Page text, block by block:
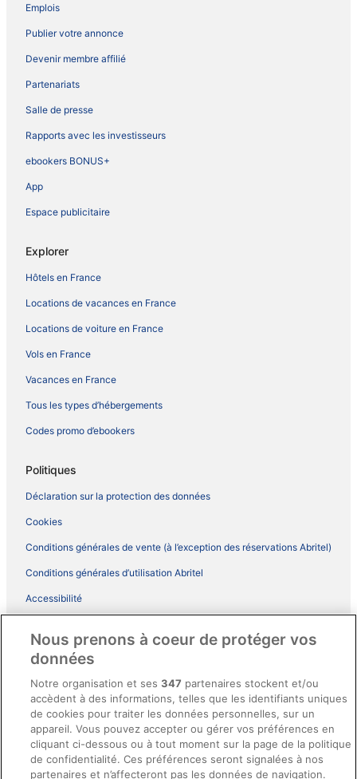
Emplois
Publier votre annonce
Devenir membre affilié
Partenariats
Salle de presse
Rapports avec les investisseurs
ebookers BONUS+
App
Espace publicitaire
Explorer
Hôtels en France
Locations de vacances en France
Locations de voiture en France
Vols en France
Vacances en France
Tous les types d’hébergements
Codes promo d’ebookers
Politiques
Déclaration sur la protection des données
Cookies
Conditions générales de vente (à l’exception des réservations Abritel)
Conditions générales d’utilisation Abritel
Accessibilité
Conditions générales du programme BONUS+ d’ebookers
Directives de contenu et signalement de contenus
Aide
Soutien
Nous prenons à coeur de protéger vos
données
Notre organisation et ses347 partenaires stockent et/ou
accèdent à des informations, telles que les identifiants uniques
de cookies pour traiter les données personnelles, sur un
appareil. Vous pouvez accepter ou gérer vos préférences en
cliquant ci-dessous ou à tout moment sur la page de la politique
de confidentialité. Ces préférences seront signalées à nos
partenaires et n’affecteront pas les données de navigation.